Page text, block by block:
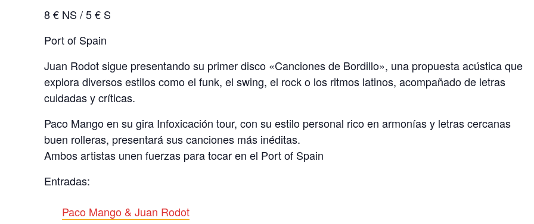
8 € NS / 5 € S
Port of Spain
Juan Rodot sigue presentando su primer disco «Canciones de Bordillo», una propuesta acústica que
explora diversos estilos como el funk, el swing, el rock o los ritmos latinos, acompañado de letras
cuidadas y críticas.
Paco Mango en su gira Infoxicación tour, con su estilo personal rico en armonías y letras cercanas
buen rolleras, presentará sus canciones más inéditas.
Ambos artistas unen fuerzas para tocar en el Port of Spain
Entradas:
Paco Mango & Juan Rodot